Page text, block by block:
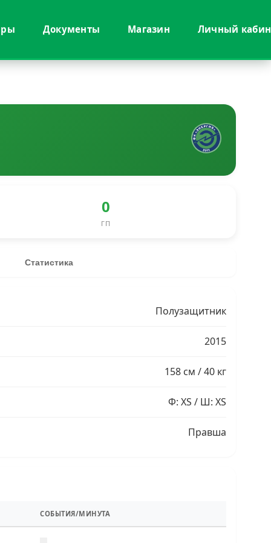
Документы Магазин Личный
0
ГП
Статистика
Полузащитник
2015
158 см / 40 кг
Ф: XS / Ш: XS
Правша
СОБЫТИЯ/МИНУТА